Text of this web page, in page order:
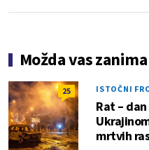
Možda vas zanima
25 ISTOČNI
Rat –
mrtvih